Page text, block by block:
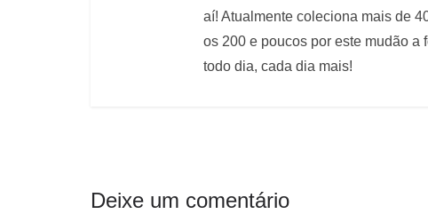
aí! Atualmente coleciona mais de
os 200 e poucos por este mudão a
todo dia, cada dia mais!
Deixe um comentário